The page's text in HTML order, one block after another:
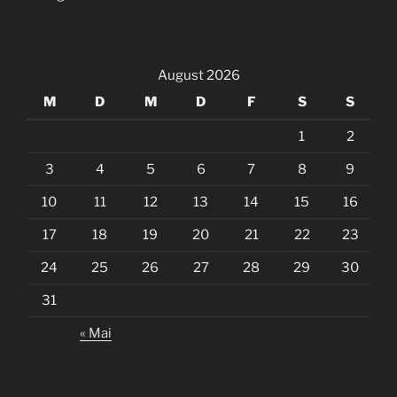
August 2026
M
D M D F S S
1 2
3 4 5 6 7 8 9
10 11 12 13 14 15 16
17 18 19 20 21 22 23
24 25 26 27 28 29 30
31
« Mai